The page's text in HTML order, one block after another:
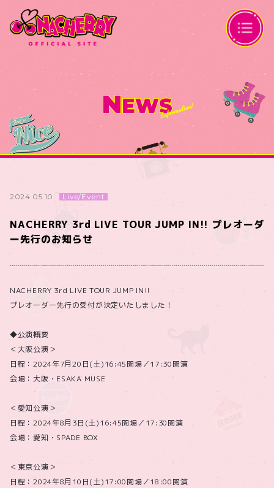
NEWS
2024.05.10 Live/Event
NACHERRY 3rd LIVE TOUR JUMP IN!! プレオーダ
ー先行のお知らせ
NACHERRY 3rd LIVE TOUR JUMP IN!!
プレオーダー先行の受付が決定いたしました！
◆公演概要
＜大阪公演＞
日程：2024年7月20日(土)16:45開場／17:30開演
会場：大阪・ESAKA MUSE
＜愛知公演＞
日程：2024年8月3日(土)16:45開場／17:30開演
会場：愛知・SPADE BOX
＜東京公演＞
日程：2024年8月10日(土)17:00開場／18:00開演